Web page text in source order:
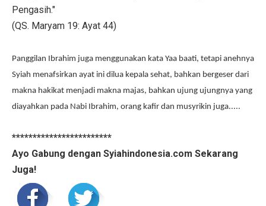
Pengasih."
(QS. Maryam 19: Ayat 44)
Panggilan Ibrahim juga menggunakan kata Yaa baati, tetapi anehnya
Syiah menafsirkan ayat ini dilua kepala sehat, bahkan bergeser dari
makna hakikat menjadi makna majas, bahkan ujung ujungnya yang
diayahkan pada Nabi Ibrahim, orang kafir dan musyrikin juga.....
************************
Ayo Gabung dengan Syiahindonesia.com Sekarang
Juga!